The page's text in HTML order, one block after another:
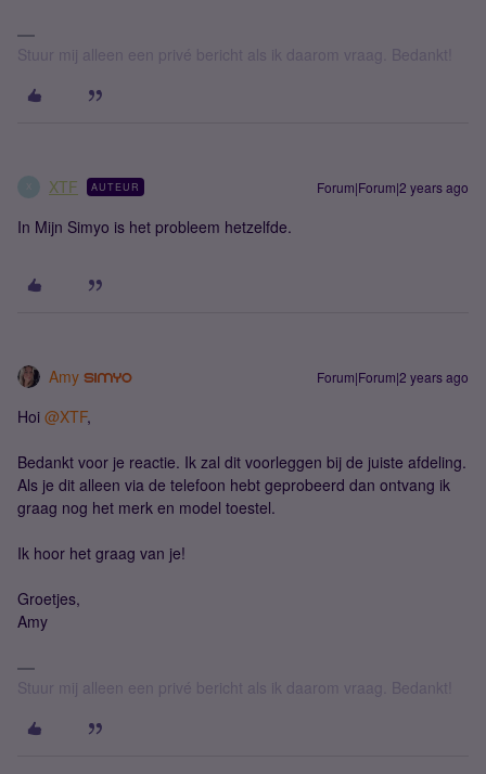
Stuur mij alleen een privé bericht als ik daarom vraag. Bedankt!
XTF AUTEUR Forum|Forum|2 years ago
In Mijn Simyo is het probleem hetzelfde.
Amy Forum|Forum|2 years ago
Hoi @XTF,
Bedankt voor je reactie. Ik zal dit voorleggen bij de juiste afdeling.
Als je dit alleen via de telefoon hebt geprobeerd dan ontvang ik
graag nog het merk en model toestel.
Ik hoor het graag van je!
Groetjes,
Amy
Stuur mij alleen een privé bericht als ik daarom vraag. Bedankt!